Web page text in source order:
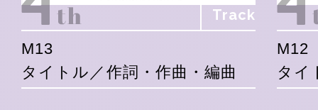
Track
M13
タイトル／作詞・作曲・編曲
M12
タイ